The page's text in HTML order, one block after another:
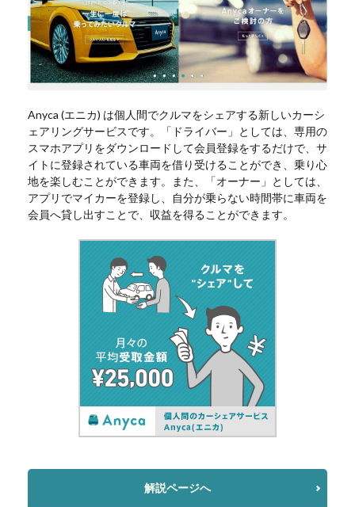
Anyca (エニカ) は個人間でクルマをシェアする新しいカーシ
ェアリングサービスです。「ドライバー」としては、専用の
スマホアプリをダウンロードして会員登録をするだけで、サ
イトに登録されている車両を借り受けることができ、乗り心
地を楽しむことができます。また、「オーナー」としては、
アプリでマイカーを登録し、自分が乗らない時間帯に車両を
会員へ貸し出すことで、収益を得ることができます。
解説ページへ